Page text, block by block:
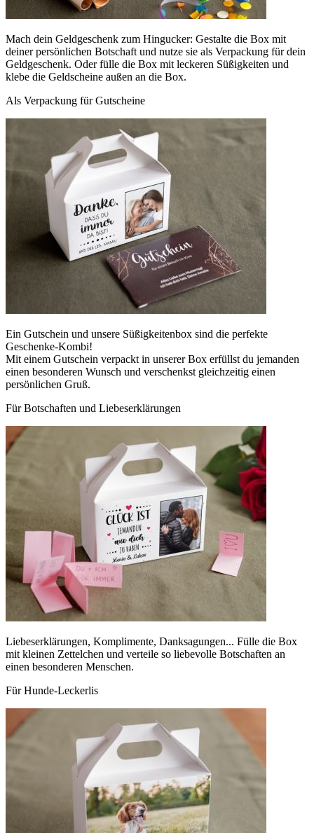
Mach dein Geldgeschenk zum Hingucker: Gestalte die Box mit
deiner persönlichen Botschaft und nutze sie als Verpackung für dein
Geldgeschenk. Oder fülle die Box mit leckeren Süßigkeiten und
klebe die Geldscheine außen an die Box.
Als Verpackung für Gutscheine
Ein Gutschein und unsere Süßigkeitenbox sind die perfekte
Geschenke-Kombi!
Mit einem Gutschein verpackt in unserer Box erfüllst du jemanden
einen besonderen Wunsch und verschenkst gleichzeitig einen
persönlichen Gruß.
Für Botschaften und Liebeserklärungen
Liebeserklärungen, Komplimente, Danksagungen... Fülle die Box
mit kleinen Zettelchen und verteile so liebevolle Botschaften an
einen besonderen Menschen.
Für Hunde-Leckerlis